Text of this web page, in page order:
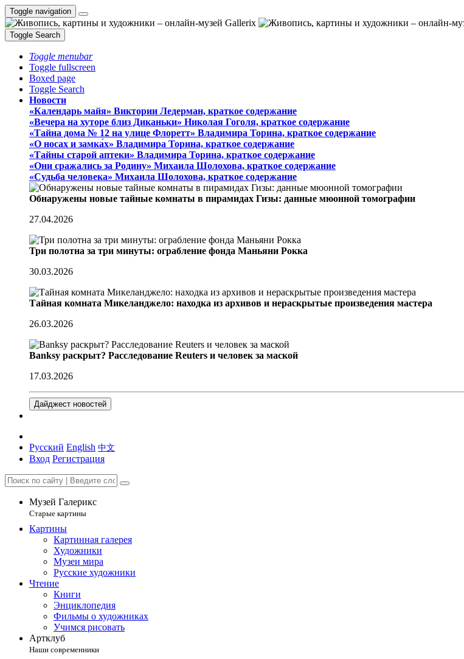
Toggle navigation
Toggle Search
Toggle menubar
Toggle fullscreen
Boxed page
Toggle Search
Новости
«Календарь майя» Виктории Ледерман, краткое содержание
«Вечера на хуторе близ Диканьки» Николая Гоголя, краткое содержание
«Тайна дома № 12 на улице Флоретт» Владимира Торина, краткое содержание
«О носах и замка́х» Владимира Торина, краткое содержание
«Тайны старой аптеки» Владимира Торина, краткое содержание
«Они сражались за Родину» Михаила Шолохова, краткое содержание
«Судьба человека» Михаила Шолохова, краткое содержание
Обнаружены новые тайные комнаты в пирамидах Гизы: данные мюонной томографии
27.04.2026
Три полотна за три минуты: ограбление фонда Маньяни Рокка
30.03.2026
Тайная комната Микеланджело: находка из архивов и нераскрытые произведения мастера
26.03.2026
Banksy раскрыт? Расследование Reuters и человек за маской
17.03.2026
Дайджест новостей
Русский English 中文
Вход Регистрация
Музей Галерикс
Старые картины
Картины
Картинная галерея
Художники
Музеи мира
Русские художники
Чтение
Книги
Энциклопедия
Фильмы о художниках
Учимся рисовать
Артклуб
Наши современники